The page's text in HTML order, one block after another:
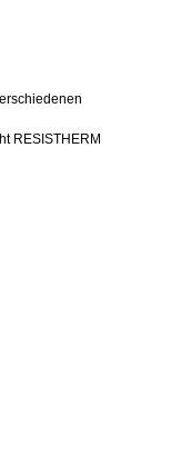
RESISTHERM